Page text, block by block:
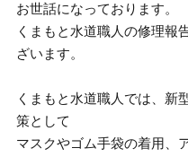
お世話になっております。
くまもと水道職人の修理報
ざいます。
くまもと水道職人では、新
策として
マスクやゴム手袋の着用、